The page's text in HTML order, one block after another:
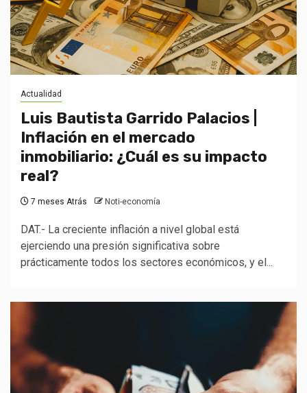
Actualidad
Luis Bautista Garrido Palacios |
Inflación en el mercado
inmobiliario: ¿Cuál es su impacto
real?
7 meses Atrás Noti-economía
DAT.- La creciente inflación a nivel global está
ejerciendo una presión significativa sobre
prácticamente todos los sectores económicos, y el...